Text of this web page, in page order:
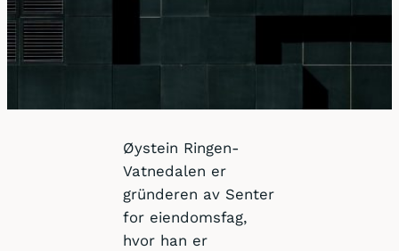
Øystein Ringen-
Vatnedalen er
gründeren av Senter
for eiendomsfag,
hvor han er